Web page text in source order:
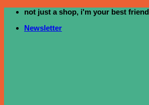
ข้าม
not just a shop, i'm your best friend
Newsletter